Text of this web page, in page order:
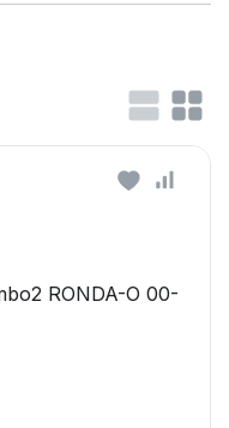
RONDA-O 00-